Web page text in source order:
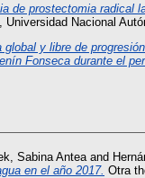
de prostectomia radical
Universidad Nacional
global y libre de
Fonseca durante el
Sabina Antea and
en el año 2017. Otra